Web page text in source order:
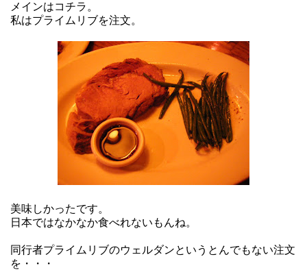
メインはコチラ。
私はプライムリブを注文。
美味しかったです。
日本ではなかなか食べれないもんね。
同行者プライムリブのウェルダンというとんでもない注文
を・・・